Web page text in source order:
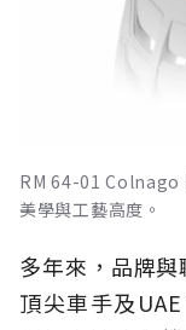
RM 64-01 Colnago
美學與工藝高度。
多年來，品牌
頂尖車手及